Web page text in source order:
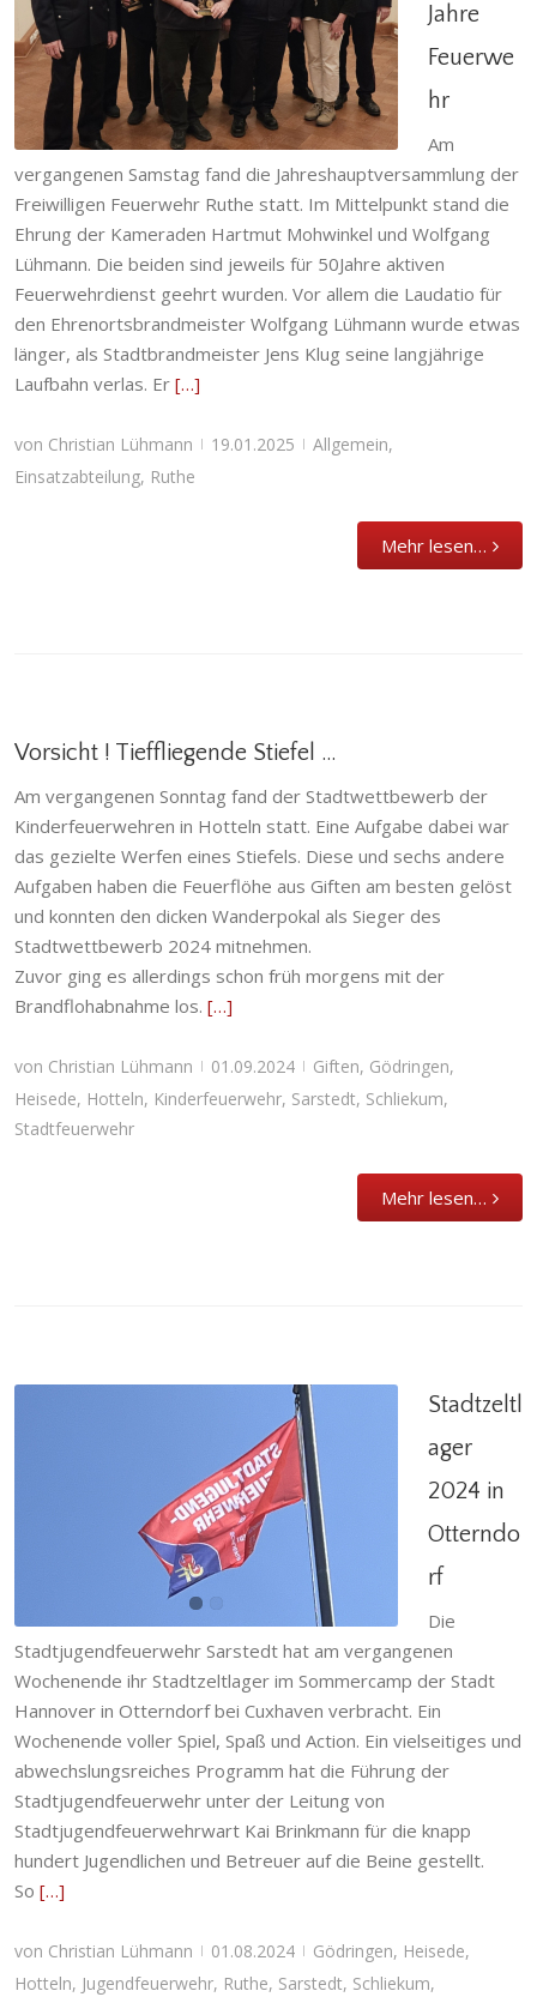
2 Mann und 100 Jahre Feuerwehr
Allgemein Einsatzabteilung ,Ruthe
Jahre
Feuerwe
hr
Am
vergangenen Samstag fand die Jahreshauptversammlung der
Freiwilligen Feuerwehr Ruthe statt. Im Mittelpunkt stand die
Ehrung der Kameraden Hartmut Mohwinkel und Wolfgang
Lühmann. Die beiden sind jeweils für 50Jahre aktiven
Feuerwehrdienst geehrt wurden. Vor allem die Laudatio für
den Ehrenortsbrandmeister Wolfgang Lühmann wurde etwas
länger, als Stadtbrandmeister Jens Klug seine langjährige
Laufbahn verlas. Er […]
von Christian Lühmann | 19.01.2025 | Allgemein,
Einsatzabteilung, Ruthe
Mehr lesen…
Vorsicht ! Tieffliegende Stiefel …
Kinderfeuerwehr,Sarstedt,Schliekum,
Stadtfeuerwehr
Vorsicht ! Tieffliegende Stiefel …
Am vergangenen Sonntag fand der Stadtwettbewerb der
Kinderfeuerwehren in Hotteln statt. Eine Aufgabe dabei war
das gezielte Werfen eines Stiefels. Diese und sechs andere
Aufgaben haben die Feuerflöhe aus Giften am besten gelöst
und konnten den dicken Wanderpokal als Sieger des
Stadtwettbewerb 2024 mitnehmen.
Zuvor ging es allerdings schon früh morgens mit der
Brandflohabnahme los. […]
von Christian Lühmann | 01.09.2024 | Giften, Gödringen,
Heisede, Hotteln, Kinderfeuerwehr, Sarstedt, Schliekum,
Stadtfeuerwehr
Mehr lesen…
Stadtzeltlager 2024 in Otterndorf
Heisede,Hotteln,Jugendfeuerwehr
Sarstedt,Schliekum Stadtfeuerwehr
Stadtzeltl
ager
2024 in
Otterndo
rf
Die
Stadtjugendfeuerwehr Sarstedt hat am vergangenen
Wochenende ihr Stadtzeltlager im Sommercamp der Stadt
Hannover in Otterndorf bei Cuxhaven verbracht. Ein
Wochenende voller Spiel, Spaß und Action. Ein vielseitiges und
abwechslungsreiches Programm hat die Führung der
Stadtjugendfeuerwehr unter der Leitung von
Stadtjugendfeuerwehrwart Kai Brinkmann für die knapp
hundert Jugendlichen und Betreuer auf die Beine gestellt.
So […]
von Christian Lühmann | 01.08.2024 | Gödringen, Heisede,
Hotteln, Jugendfeuerwehr, Ruthe, Sarstedt, Schliekum,